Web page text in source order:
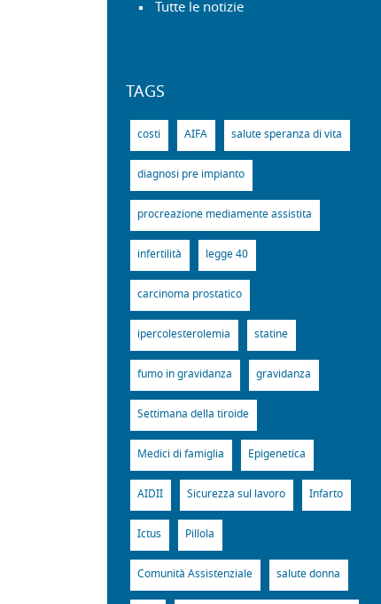
Tutte le notizie
TAGS
costi AIFA salute speranza di vita
diagnosi pre impianto
procreazione mediamente assistita
infertilità legge 40
carcinoma prostatico
ipercolesterolemia statine
fumo in gravidanza gravidanza
Settimana della tiroide
Medici di famiglia Epigenetica
AIDII Sicurezza sul lavoro Infarto
Ictus Pillola
Comunità Assistenziale salute donna